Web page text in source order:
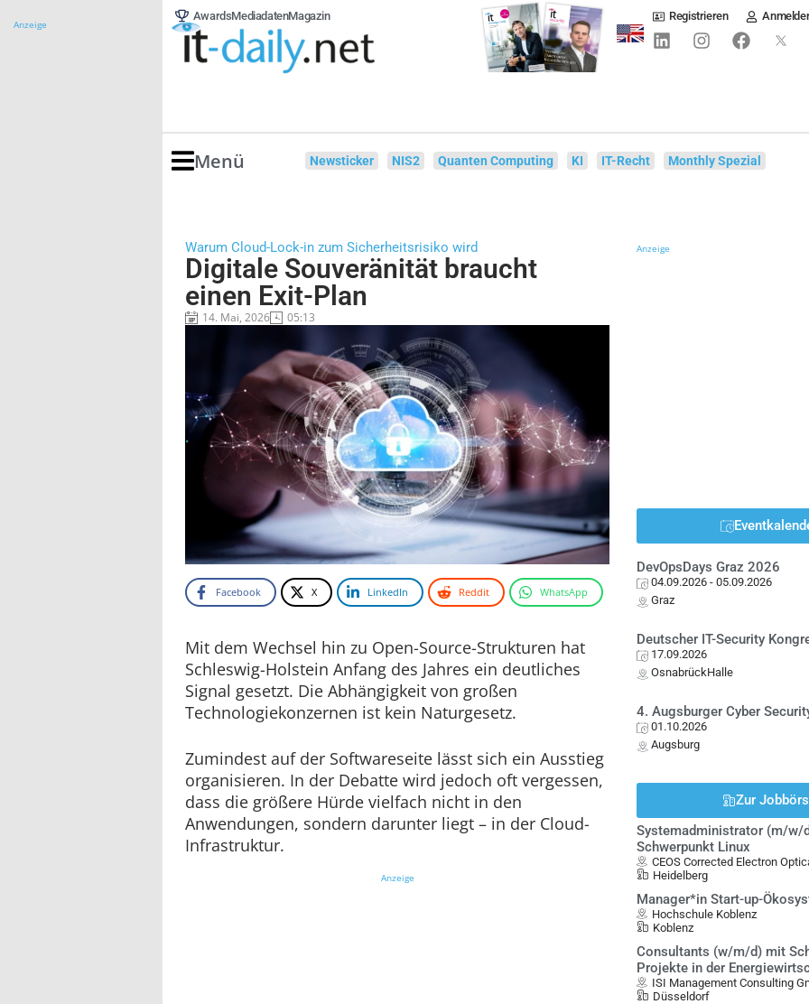
Anzeige
AwardsMediadatenMagazin Registrieren
Menü Newsticker NIS2 Quanten Computing KI IT-Recht Monthly Spezial
Warum Cloud-Lock-in zum Sicherheitsrisiko wird
Digitale Souveränität braucht
einen Exit-Plan
14. Mai, 2026 05:13
Facebook X LinkedIn Reddit WhatsApp
Mit dem Wechsel hin zu Open-Source-Strukturen hat
Schleswig-Holstein Anfang des Jahres ein deutliches
Signal gesetzt. Die Abhängigkeit von großen
Technologiekonzernen ist kein Naturgesetz.
Zumindest auf der Softwareseite lässt sich ein Ausstieg
organisieren. In der Debatte wird jedoch oft vergessen,
dass die größere Hürde vielfach nicht in den
Anwendungen, sondern darunter liegt – in der Cloud-
Infrastruktur.
Anzeige
Anzeige
DevOpsDays Graz 2026
04.09.2026 - 05.09.2026
Graz
Deutscher IT-Security
17.09.2026
OsnabrückHalle
4. Augsburger Cyber
01.10.2026
Augsburg
Zur
Systemadministrator (m/w/
Schwerpunkt Linux
CEOS Corrected Electron
Heidelberg
Manager*in Start-up-
Hochschule Koblenz
Koblenz
Consultants (w/m/d) mit
Projekte in der
ISI Management Consulting
Düsseldorf